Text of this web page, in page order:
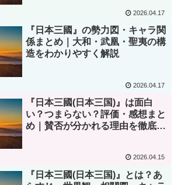
2026.04.17
『日本三國』の勢力図・キャラ関
係まとめ｜大和・武凰・聖夷の構
造をわかりやすく解説
2026.04.17
『日本三國(日本三国)』は面白
い？つまらない？評価・感想まと
め｜賛否が分かれる理由を徹底解
2026.04.15
『日本三國(日本三国)』とは？あ